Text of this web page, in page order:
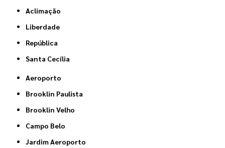
Aclimação
Liberdade
República
Santa Cecília
Aeroporto
Brooklin Paulista
Brooklin Velho
Campo Belo
Jardim Aeroporto